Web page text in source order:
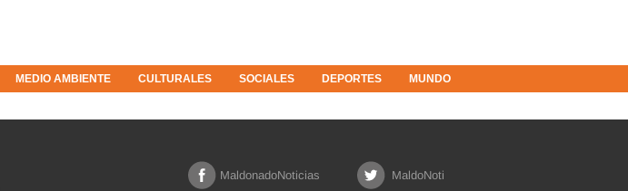
MEDIO AMBIENTE CULTURALES SOCIALES DEPORTES MUNDO
MaldonadoNoticias MaldoNoti